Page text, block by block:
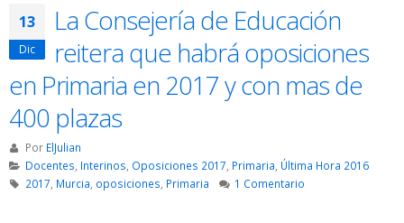
13
Dic
La Consejería de Educación
reitera que habrá oposiciones
en Primaria en 2017 y con mas de
400 plazas
Por ElJulian
Docentes Interinos Oposiciones 2017 Primaria Última Hora 2016
2017, Murcia, oposiciones, Primaria 1 Comentario